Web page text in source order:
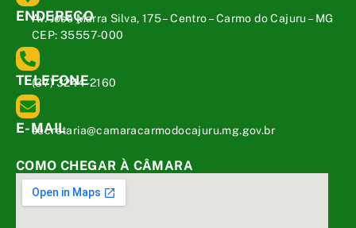
ENDEREÇO
Av. José Marra Silva, 175 – Centro – Carmo do Cajuru – MG
CEP: 35557-000
TELEFONE
(37) 3244-2160
E-MAIL
secretaria@camaracarmodocajuru.mg.gov.br
COMO CHEGAR À CÂMARA